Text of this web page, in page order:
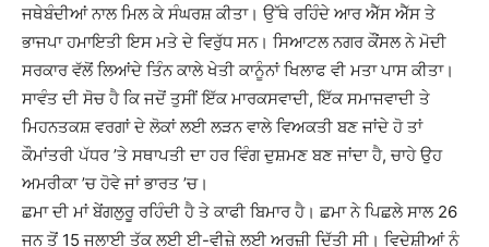
ਜਥੇਬੰਦੀਆਂ ਨਾਲ ਮਿਲ ਕੇ ਸੰਘਰਸ਼ ਕੀਤਾ। ਉੱਥੇ ਰਹਿੰਦੇ ਆਰ ਐੱਸ ਐੱਸ ਤੇ
ਭਾਜਪਾ ਹਮਾਇਤੀ ਇਸ ਮਤੇ ਦੇ ਵਿਰੁੱਧ ਸਨ। ਸਿਆਟਲ ਨਗਰ ਕੌਂਸਲ ਨੇ ਮੋਦੀ
ਸਰਕਾਰ ਵੱਲੋਂ ਲਿਆਂਦੇ ਤਿੰਨ ਕਾਲੇ ਖੇਤੀ ਕਾਨੂੰਨਾਂ ਖਿਲਾਫ ਵੀ ਮਤਾ ਪਾਸ ਕੀਤਾ।
ਸਾਵੰਤ ਦੀ ਸੋਚ ਹੈ ਕਿ ਜਦੋਂ ਤੁਸੀਂ ਇੱਕ ਮਾਰਕਸਵਾਦੀ, ਇੱਕ ਸਮਾਜਵਾਦੀ ਤੇ
ਮਿਹਨਤਕਸ਼ ਵਰਗਾਂ ਦੇ ਲੋਕਾਂ ਲਈ ਲੜਨ ਵਾਲੇ ਵਿਅਕਤੀ ਬਣ ਜਾਂਦੇ ਹੋ ਤਾਂ
ਕੌਮਾਂਤਰੀ ਪੱਧਰ ’ਤੇ ਸਥਾਪਤੀ ਦਾ ਹਰ ਵਿੰਗ ਦੁਸ਼ਮਣ ਬਣ ਜਾਂਦਾ ਹੈ, ਚਾਹੇ ਉਹ
ਅਮਰੀਕਾ ’ਚ ਹੋਵੇ ਜਾਂ ਭਾਰਤ ’ਚ।
ਛਮਾ ਦੀ ਮਾਂ ਬੇਂਗਲੁਰੂ ਰਹਿੰਦੀ ਹੈ ਤੇ ਕਾਫੀ ਬਿਮਾਰ ਹੈ। ਛਮਾ ਨੇ ਪਿਛਲੇ ਸਾਲ 26
ਜੂਨ ਤੋਂ 15 ਜੁਲਾਈ ਤੱਕ ਲਈ ਈ-ਵੀਜ਼ੇ ਲਈ ਅਰਜ਼ੀ ਦਿੱਤੀ ਸੀ। ਵਿਦੇਸ਼ੀਆਂ ਨੂੰ